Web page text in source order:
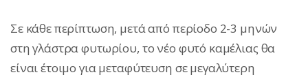
Σε κάθε περίπτωση, μετά από περίοδο 2-3 μηνών
στη γλάστρα φυτωρίου, το νέο φυτό καμέλιας θα
είναι έτοιμο για μεταφύτευση σε μεγαλύτερη